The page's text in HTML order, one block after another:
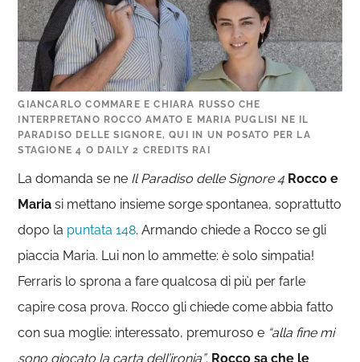
GIANCARLO COMMARE E CHIARA RUSSO CHE
INTERPRETANO ROCCO AMATO E MARIA PUGLISI NE IL
PARADISO DELLE SIGNORE, QUI IN UN POSATO PER LA
STAGIONE 4 O DAILY 2 CREDITS RAI
La domanda se ne Il Paradiso delle Signore 4 Rocco e
Maria si mettano insieme sorge spontanea, soprattutto
dopo la puntata 148. Armando chiede a Rocco se gli
piaccia Maria. Lui non lo ammette: è solo simpatia!
Ferraris lo sprona a fare qualcosa di più per farle
capire cosa prova. Rocco gli chiede come abbia fatto
con sua moglie: interessato, premuroso e “alla fine mi
sono giocato la carta dell’ironia”. Rocco sa che le